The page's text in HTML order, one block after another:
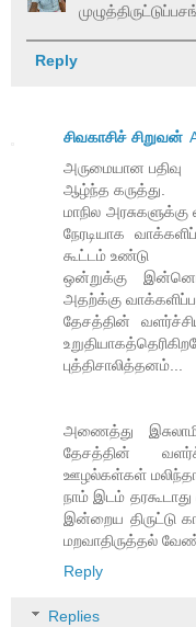
Reply
சிவகாசிச் சிறுவன்
அருமையான பதிவு
ஆழ்ந்த கருத்து.
மாநில
நேரடியாக
கூட்டம் உண்டு
ஒன்றுக்கு
அதற்க்கு
தேசத்தின்
புத்திசாலித்தனம்...
அணைத்து
தேசத்தின்
ஊழல்கள்கள்
நாம் இடம்
இன்றைய திருட்டு
மறவாதிருத்தல்
Reply
Replies